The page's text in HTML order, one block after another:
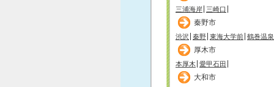
三浦海岸 三崎口
秦野市
渋沢 秦野 東海大学前 鶴巻温泉
厚木市
本厚木 愛甲石田
大和市